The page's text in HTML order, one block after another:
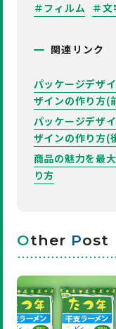
＃フィルム ＃文
関連リンク
パッケージデザ
ザインの作り方(
パッケージデザ
ザインの作り方(
商品の魅力を最
り方
Other Post